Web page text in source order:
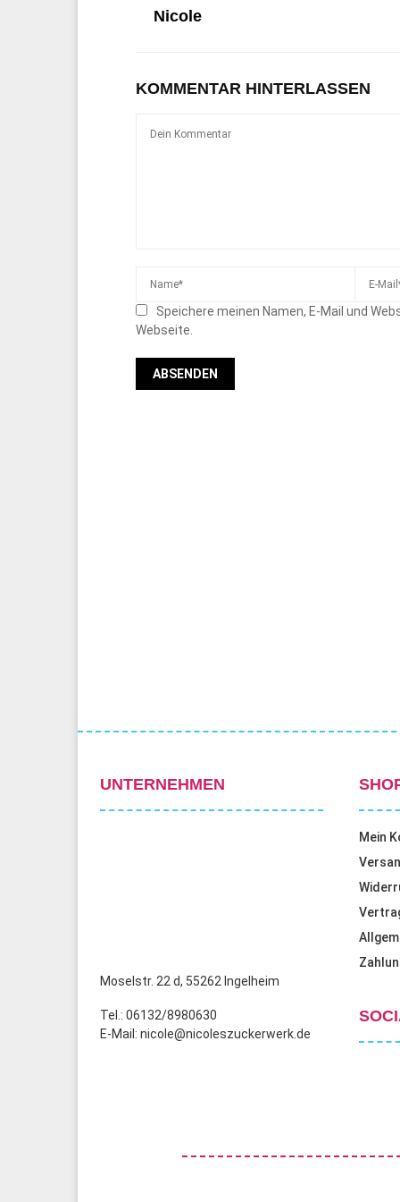
Nicole
KOMMENTAR HINTERLASSEN
Speichere meinen Namen, E-Mail und
Webseite.
UNTERNEHMEN
Moselstr. 22 d, 55262 Ingelheim
Tel.: 06132/8980630
E-Mail: nicole@nicoleszuckerwerk.de
Mein